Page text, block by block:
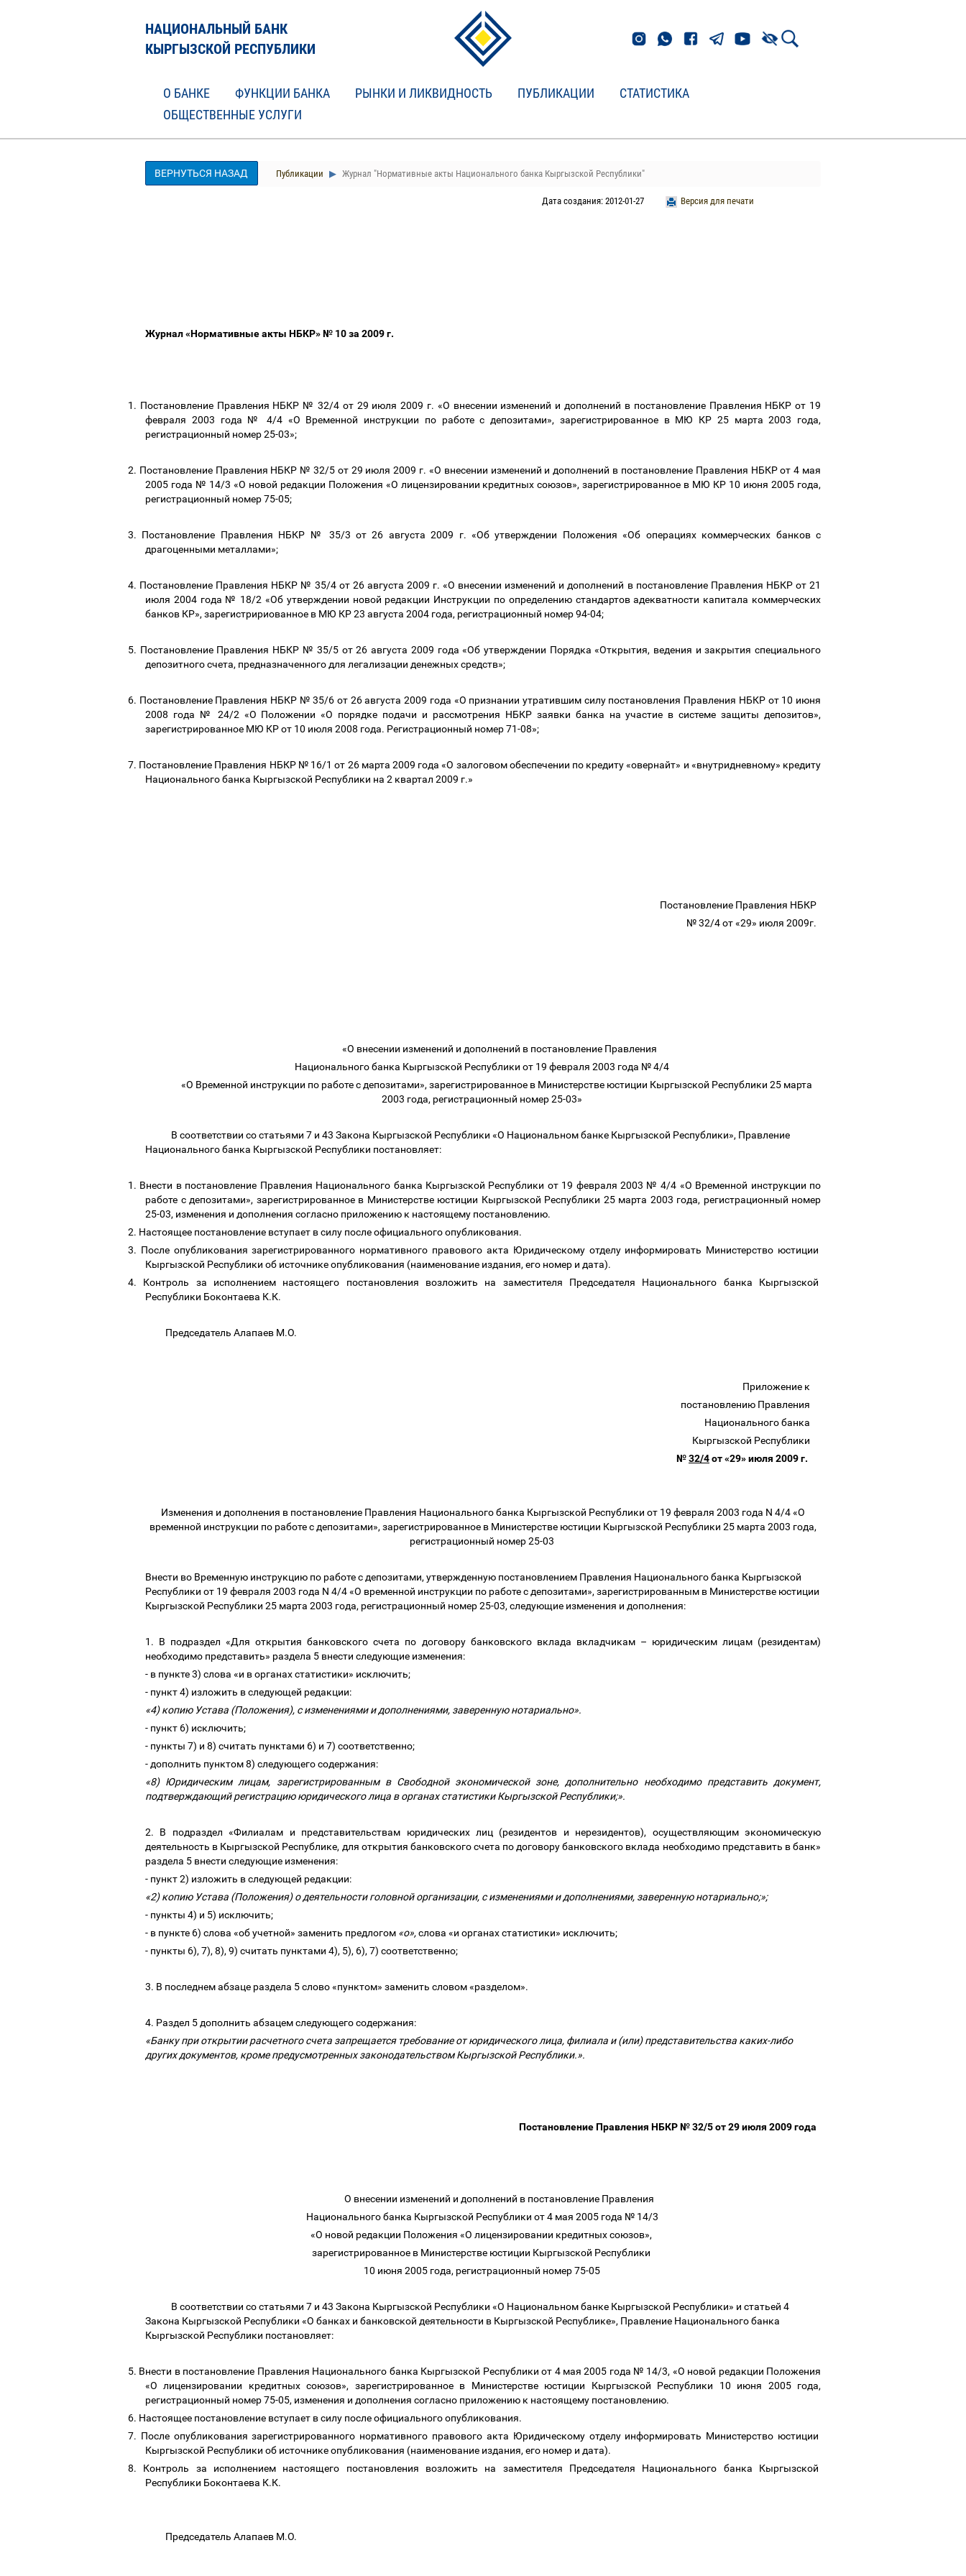
НАЦИОНАЛЬНЫЙ БАНК
КЫРГЫЗСКОЙ РЕСПУБЛИКИ
О БАНКЕ ФУНКЦИИ БАНКА РЫНКИ И ЛИКВИДНОСТЬ ПУБЛИКАЦИИ
СТАТИСТИКА
ОБЩЕСТВЕННЫЕ УСЛУГИ
ВЕРНУТЬСЯ НАЗАД Публикации Журнал "Нормативные акты Национального банка Кыргызской Республики"
Версия для печати
Дата создания: 2012-01-27
Журнал «Нормативные акты НБКР» № 10 за 2009 г.
1. Постановление Правления НБКР № 32/4 от 29 июля 2009 г. «О внесении изменений и дополнений в постановление Правления НБКР от 19
февраля 2003 года № 4/4 «О Временной инструкции по работе с депозитами», зарегистрированное в МЮ КР 25 марта 2003 года,
регистрационный номер 25-03»;
2. Постановление Правления НБКР № 32/5 от 29 июля 2009 г. «О внесении изменений и дополнений в постановление Правления НБКР от 4 мая
2005 года № 14/3 «О новой редакции Положения «О лицензировании кредитных союзов», зарегистрированное в МЮ КР 10 июня 2005 года,
регистрационный номер 75-05;
3. Постановление Правления НБКР № 35/3 от 26 августа 2009 г. «Об утверждении Положения «Об операциях коммерческих банков с
драгоценными металлами»;
4. Постановление Правления НБКР № 35/4 от 26 августа 2009 г. «О внесении изменений и дополнений в постановление Правления НБКР от 21
июля 2004 года № 18/2 «Об утверждении новой редакции Инструкции по определению стандартов адекватности капитала коммерческих
банков КР», зарегистририованное в МЮ КР 23 августа 2004 года, регистрационный номер 94-04;
5. Постановление Правления НБКР № 35/5 от 26 августа 2009 года «Об утверждении Порядка «Открытия, ведения и закрытия специального
депозитного счета, предназначенного для легализации денежных средств»;
6. Постановление Правления НБКР № 35/6 от 26 августа 2009 года «О признании утратившим силу постановления Правления НБКР от 10 июня
2008 года № 24/2 «О Положении «О порядке подачи и рассмотрения НБКР заявки банка на участие в системе защиты депозитов»,
зарегистрированное МЮ КР от 10 июля 2008 года. Регистрационный номер 71-08»;
7. Постановление Правления НБКР № 16/1 от 26 марта 2009 года «О залоговом обеспечении по кредиту «овернайт» и «внутридневному» кредиту
Национального банка Кыргызской Республики на 2 квартал 2009 г.»
Постановление Правления НБКР
№ 32/4 от «29» июля 2009г.
«О внесении изменений и дополнений в постановление Правления
Национального банка Кыргызской Республики от 19 февраля 2003 года № 4/4
«О Временной инструкции по работе с депозитами», зарегистрированное в Министерстве юстиции Кыргызской Республики 25 марта
2003 года, регистрационный номер 25-03»
В соответствии со статьями 7 и 43 Закона Кыргызской Республики «О Национальном банке Кыргызской Республики», Правление
Национального банка Кыргызской Республики постановляет:
1. Внести в постановление Правления Национального банка Кыргызской Республики от 19 февраля 2003 № 4/4 «О Временной инструкции по
работе с депозитами», зарегистрированное в Министерстве юстиции Кыргызской Республики 25 марта 2003 года, регистрационный номер
25-03, изменения и дополнения согласно приложению к настоящему постановлению.
2. Настоящее постановление вступает в силу после официального опубликования.
3. После опубликования зарегистрированного нормативного правового акта Юридическому отделу информировать Министерство юстиции
Кыргызской Республики об источнике опубликования (наименование издания, его номер и дата).
4.
Контроль за исполнением настоящего постановления возложить на заместителя Председателя Национального банка Кыргызской
Республики Боконтаева К.К.
Председатель Алапаев М.О.
Приложение к
постановлению Правления
Национального банка
Кыргызской Республики
№32/4от «29» июля 2009 г.
Изменения и дополнения в постановление Правления Национального банка Кыргызской Республики от 19 февраля 2003 года N 4/4 «О
временной инструкции по работе с депозитами», зарегистрированное в Министерстве юстиции Кыргызской Республики 25 марта 2003 года,
регистрационный номер 25-03
Внести во Временную инструкцию по работе с депозитами, утвержденную постановлением Правления Национального банка Кыргызской
Республики от 19 февраля 2003 года N 4/4 «О временной инструкции по работе с депозитами», зарегистрированным в Министерстве юстиции
Кыргызской Республики 25 марта 2003 года, регистрационный номер 25-03, следующие изменения и дополнения:
1. В подраздел «Для открытия банковского счета по договору банковского вклада вкладчикам – юридическим лицам (резидентам)
необходимо представить» раздела 5 внести следующие изменения:
- в пункте 3) слова «и в органах статистики» исключить;
- пункт 4) изложить в следующей редакции:
«4) копию Устава (Положения), с изменениями и дополнениями, заверенную нотариально».
- пункт 6) исключить;
- пункты 7) и 8) считать пунктами 6) и 7) соответственно;
- дополнить пунктом 8) следующего содержания:
«8) Юридическим лицам, зарегистрированным в Свободной экономической зоне, дополнительно необходимо представить документ,
подтверждающий регистрацию юридического лица в органах статистики Кыргызской Республики;».
2. В подраздел «Филиалам и представительствам юридических лиц (резидентов и нерезидентов), осуществляющим экономическую
деятельность в Кыргызской Республике, для открытия банковского счета по договору банковского вклада необходимо представить в банк»
раздела 5 внести следующие изменения:
- пункт 2) изложить в следующей редакции:
«2) копию Устава (Положения) о деятельности головной организации, с изменениями и дополнениями, заверенную нотариально;»;
- пункты 4) и 5) исключить;
- в пункте 6) слова «об учетной» заменить предлогом «о»,слова «и органах статистики» исключить;
- пункты 6), 7), 8), 9) считать пунктами 4), 5), 6), 7) соответственно;
3. В последнем абзаце раздела 5 слово «пунктом» заменить словом «разделом».
4. Раздел 5 дополнить абзацем следующего содержания:
«Банку при открытии расчетного счета запрещается требование от юридического лица, филиала и (или) представительства каких-либо
других документов, кроме предусмотренных законодательством Кыргызской Республики.».
Постановление Правления НБКР № 32/5 от 29 июля 2009 года
О внесении изменений и дополнений в постановление Правления
Национального банка Кыргызской Республики от 4 мая 2005 года № 14/3
«О новой редакции Положения «О лицензировании кредитных союзов»,
зарегистрированное в Министерстве юстиции Кыргызской Республики
10 июня 2005 года, регистрационный номер 75-05
В соответствии со статьями 7 и 43 Закона Кыргызской Республики «О Национальном банке Кыргызской Республики» и статьей 4
Закона Кыргызской Республики «О банках и банковской деятельности в Кыргызской Республике», Правление Национального банка
Кыргызской Республики постановляет:
5. Внести в постановление Правления Национального банка Кыргызской Республики от 4 мая 2005 года № 14/3, «О новой редакции Положения
«О лицензировании кредитных союзов», зарегистрированное в Министерстве юстиции Кыргызской Республики 10 июня 2005 года,
регистрационный номер 75-05, изменения и дополнения согласно приложению к настоящему постановлению.
6. Настоящее постановление вступает в силу после официального опубликования.
7. После опубликования зарегистрированного нормативного правового акта Юридическому отделу информировать Министерство юстиции
Кыргызской Республики об источнике опубликования (наименование издания, его номер и дата).
8.
Контроль за исполнением настоящего постановления возложить на заместителя Председателя Национального банка Кыргызской
Республики Боконтаева К.К.
Председатель Алапаев М.О.